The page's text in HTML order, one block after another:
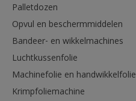
Palletdozen
Opvul en beschermmiddelen
Bandeer- en wikkelmachines
Luchtkussenfolie
Machinefolie en handwikkelfolie
Krimpfoliemachine